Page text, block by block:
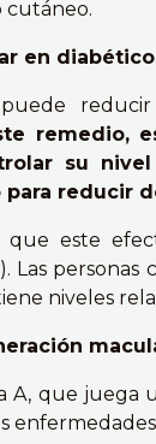
cutáneo.
en
puede
remedio,
su
reducir
que este
personas
niveles
A, que